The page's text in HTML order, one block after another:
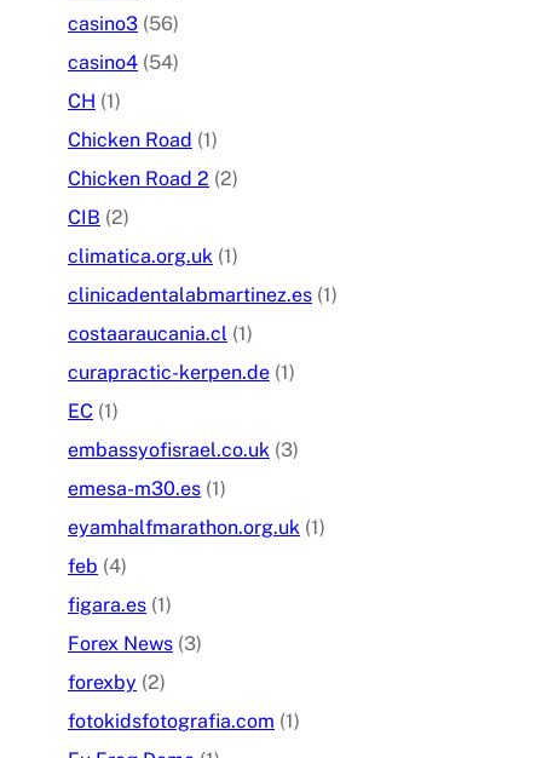
casino3 (56)
casino4 (54)
CH (1)
Chicken Road (1)
Chicken Road 2 (2)
CIB (2)
climatica.org.uk (1)
clinicadentalabmartinez.es (1)
costaaraucania.cl (1)
curapractic-kerpen.de (1)
EC (1)
embassyofisrael.co.uk (3)
emesa-m30.es (1)
eyamhalfmarathon.org.uk (1)
feb (4)
figara.es (1)
Forex News (3)
forexby (2)
fotokidsfotografia.com (1)